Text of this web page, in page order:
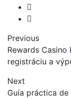
Previous
Rewards Casino
registráciu a
Next
Guía práctica